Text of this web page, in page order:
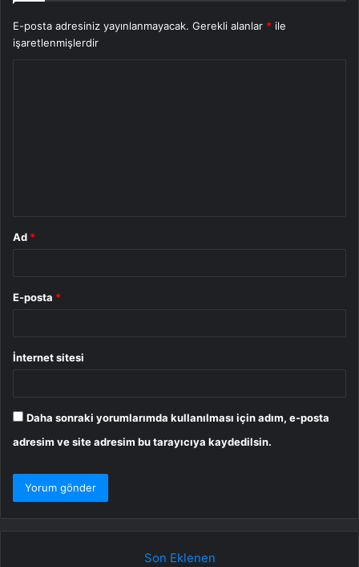
E-posta adresiniz yayınlanmayacak. Gerekli alanlar * ile
işaretlenmişlerdir
Ad *
E-posta *
İnternet sitesi
Daha sonraki yorumlarımda kullanılması için adım, e-posta
adresim ve site adresim bu tarayıcıya kaydedilsin.
Son Eklenen